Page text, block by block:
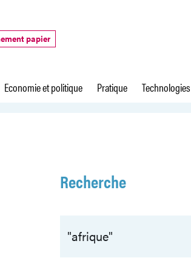
papier
Economie et politique Pratique Technologies
Recherche